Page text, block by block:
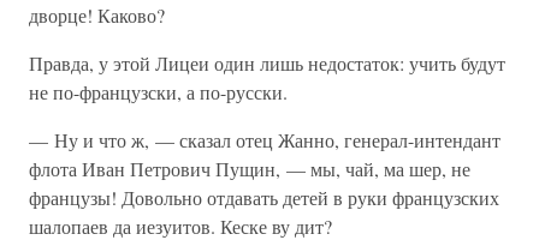
дворце! Каково?
Правда, у этой Лицеи один лишь недостаток: учить будут
не по-французски, а по-русски.
— Ну и что ж, — сказал отец Жанно, генерал-интендант
флота Иван Петрович Пущин, — мы, чай, ма шер, не
французы! Довольно отдавать детей в руки французских
шалопаев да иезуитов. Кеске ву дит?